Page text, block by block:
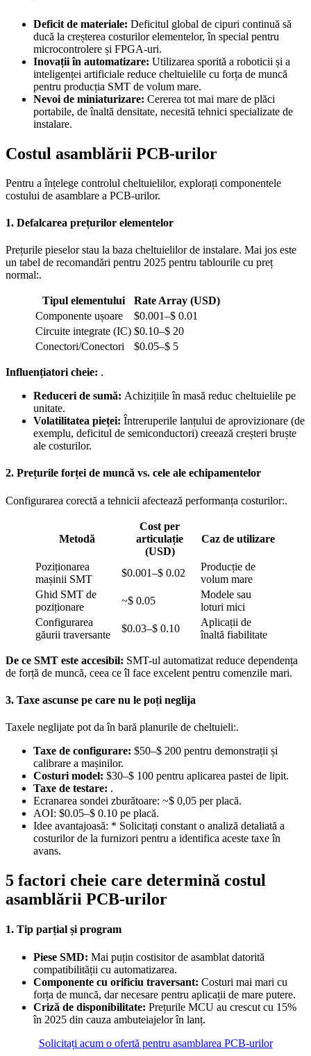
Deficit de materiale: Deficitul global de cipuri continuă să
ducă la creșterea costurilor elementelor, în special pentru
microcontrolere și FPGA-uri.
Inovații în automatizare: Utilizarea sporită a roboticii și a
inteligenței artificiale reduce cheltuielile cu forța de muncă
pentru producția SMT de volum mare.
Nevoi de miniaturizare: Cererea tot mai mare de plăci
portabile, de înaltă densitate, necesită tehnici specializate de
instalare.
Costul asamblării PCB-urilor
Pentru a înțelege controlul cheltuielilor, explorați componentele
costului de asamblare a PCB-urilor.
1. Defalcarea prețurilor elementelor
Prețurile pieselor stau la baza cheltuielilor de instalare. Mai jos este
un tabel de recomandări pentru 2025 pentru tablourile cu preț
normal:.
Tipul elementului
Rate Array (USD)
Componente ușoare
$0.001–$ 0.01
Circuite integrate (IC) $0.10–$ 20
Conectori/Conectori
$0.05–$ 5
Influențiatori cheie: .
Reduceri de sumă: Achizițiile în masă reduc cheltuielile pe
unitate.
Volatilitatea pieței: Întreruperile lanțului de aprovizionare (de
exemplu, deficitul de semiconductori) creează creșteri bruște
ale costurilor.
2. Prețurile forței de muncă vs. cele ale echipamentelor
Configurarea corectă a tehnicii afectează performanța costurilor:.
Metodă
Cost per
articulație
(USD)
Caz de utilizare
Poziționarea
mașinii SMT
$0.001–$ 0.02
Producție de
volum mare
Ghid SMT de
poziționare
~$ 0.05
Modele sau
loturi mici
Configurarea
găurii traversante
$0.03–$ 0.10
Aplicații de
înaltă fiabilitate
De ce SMT este accesibil: SMT-ul automatizat reduce dependența
de forță de muncă, ceea ce îl face excelent pentru comenzile mari.
3. Taxe ascunse pe care nu le poți neglija
Taxele neglijate pot da în bară planurile de cheltuieli:.
Taxe de configurare: $50–$ 200 pentru demonstrații și
calibrare a mașinilor.
Costuri model: $30–$ 100 pentru aplicarea pastei de lipit.
Taxe de testare: .
Ecranarea sondei zburătoare: ~$ 0,05 per placă.
AOI: $0.05–$ 0.10 pe placă.
Idee avantajoasă: * Solicitați constant o analiză detaliată a
costurilor de la furnizori pentru a identifica aceste taxe în
avans.
5 factori cheie care determină costul
asamblării PCB-urilor
1. Tip parțial și program
Piese SMD: Mai puțin costisitor de asamblat datorită
compatibilității cu automatizarea.
Componente cu orificiu traversant: Costuri mai mari cu
forța de muncă, dar necesare pentru aplicații de mare putere.
Criză de disponibilitate: Prețurile MCU au crescut cu 15%
în 2025 din cauza ambuteiajelor în lanț.
Solicitați acum o ofertă pentru asamblarea PCB-urilor